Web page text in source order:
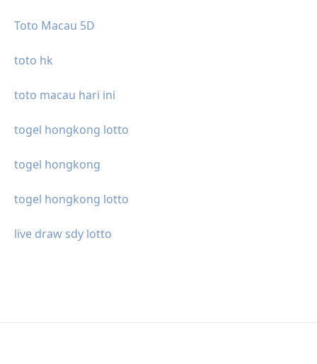
Toto Macau 5D
toto hk
toto macau hari ini
togel hongkong lotto
togel hongkong
togel hongkong lotto
live draw sdy lotto